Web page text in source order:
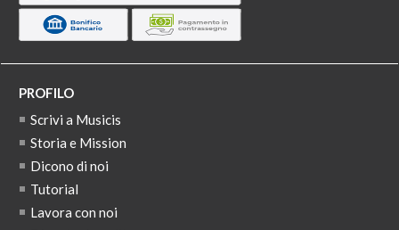
PROFILO
Scrivi a Musicis
Storia e Mission
Dicono di noi
Tutorial
Lavora con noi